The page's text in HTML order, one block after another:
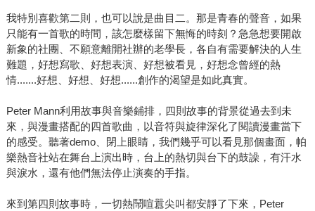
我特別喜歡第二則，也可以說是曲目二。那是青春的聲音，如果
只能有一首歌的時間，該怎麼樣留下無悔的時刻？急急想要開啟
新象的社團、不願意離開社辦的老學長，各自有需要解決的人生
難題，好想寫歌、好想表演、好想被看見，好想念曾經的熱
情.......好想、好想、好想......創作的渴望是如此真實。
Peter Mann利用故事與音樂鋪排，四則故事的背景從過去到未
來，與漫畫搭配的四首歌曲，以音符與旋律深化了閱讀漫畫當下
的感受。聽著demo、閉上眼睛，我們幾乎可以看見那個畫面，帕
樂熱音社站在舞台上演出時，台上的熱切與台下的鼓譟，有汗水
與淚水，還有他們無法停止演奏的手指。
來到第四則故事時，一切熱鬧喧囂尖叫都安靜了下來，Peter